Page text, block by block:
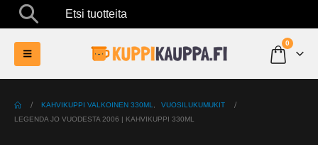
Etsi tuotteita
0
KAHVIKUPPI VALKOINEN 330ML
VUOSILUKUMUKIT
LEGENDA JO VUODESTA 2006 | KAHVIKUPPI 330ML